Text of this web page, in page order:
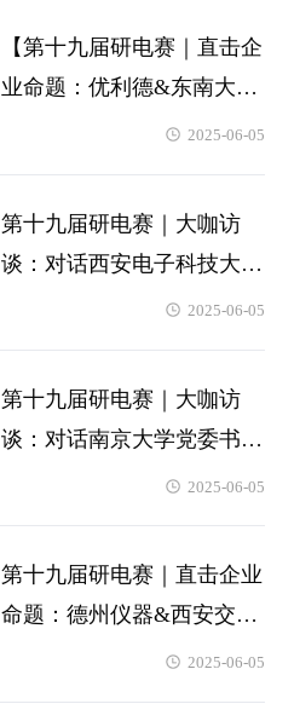
【第十九届研电赛｜直击企
业命题：优利德&东南大
学】人工智能技术让示波器
2025-06-05
第十九届研电赛｜大咖访
谈：对话西安电子科技大学
研究生院常务副院长 王
高校和企业相互赋能
2025-06-05
第十九届研电赛｜大咖访
谈：对话南京大学党委书记
郭宇峰教授】面向国家急需
2025-06-05
第十九届研电赛｜直击企业
命题：德州仪器&西安交通
大学】DSP+FPGA实现ppm
2025-06-05